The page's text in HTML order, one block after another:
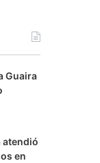
Guaira
atendió
en